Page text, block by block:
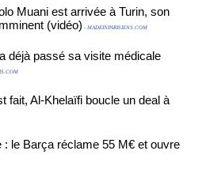
Muani est arrivée à Turin, son
(vidéo) - MADEINPARISIENS.COM
déjà passé sa visite médicale
fait, Al-Khelaïfi boucle un deal à
: le Barça réclame 55 M€ et ouvre